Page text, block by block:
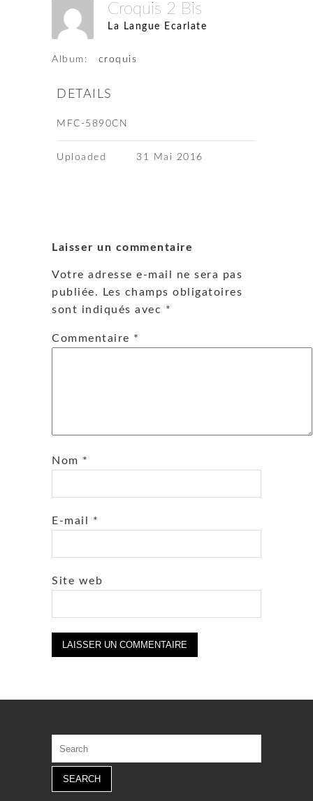
Croquis 2 Bis
La Langue Ecarlate
Album: croquis
DETAILS
MFC-5890CN
Uploaded 31 Mai 2016
Laisser un commentaire
Votre adresse e-mail ne sera pas
publiée.
Les champs obligatoires
sont indiqués avec *
Commentaire *
Nom *
E-mail *
Site web
for: